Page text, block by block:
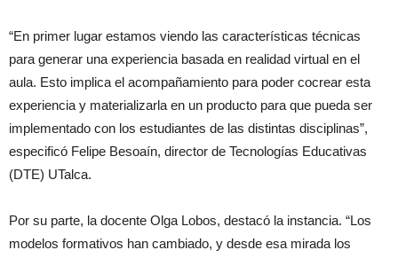
“En primer lugar estamos viendo las características técnicas
para generar una experiencia basada en realidad virtual en el
aula. Esto implica el acompañamiento para poder cocrear esta
experiencia y materializarla en un producto para que pueda ser
implementado con los estudiantes de las distintas disciplinas”,
especificó Felipe Besoaín, director de Tecnologías Educativas
(DTE) UTalca.
Por su parte, la docente Olga Lobos, destacó la instancia. “Los
modelos formativos han cambiado, y desde esa mirada los